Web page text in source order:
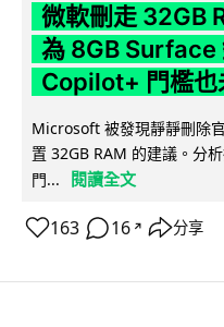
微軟刪走 32GB
為 8GB Surface
Copilot+ 門檻也
Microsoft 被發現靜靜刪除
置 32GB RAM 的建議。分
門...
閱讀全文
163 16 ↗ 分享